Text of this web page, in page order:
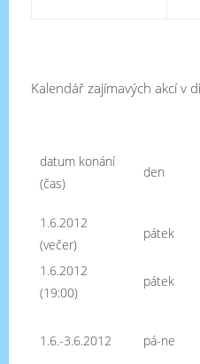
Kalendář zajímavých akcí v
datum konání
(čas)
den
1.6.2012
(večer)
pátek
1.6.2012
(19:00)
pátek
1.6.-3.6.2012 pá-ne